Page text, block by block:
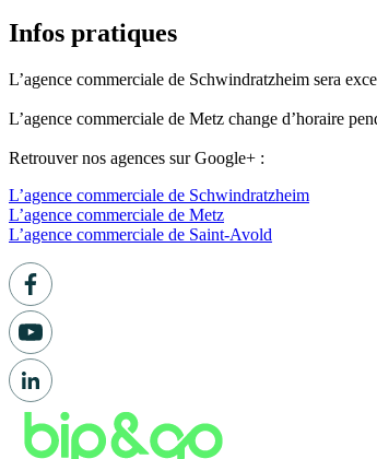
Infos pratiques
L’agence commerciale de Schwindratzheim sera
L’agence commerciale de Metz change d’horaire
Retrouver nos agences sur Google+ :
L’agence commerciale de Schwindratzheim
L’agence commerciale de Metz
L’agence commerciale de Saint-Avold